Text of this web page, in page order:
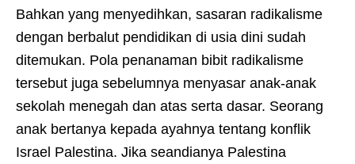
Bahkan yang menyedihkan, sasaran radikalisme
dengan berbalut pendidikan di usia dini sudah
ditemukan. Pola penanaman bibit radikalisme
tersebut juga sebelumnya menyasar anak-anak
sekolah menegah dan atas serta dasar. Seorang
anak bertanya kepada ayahnya tentang konflik
Israel Palestina. Jika seandianya Palestina